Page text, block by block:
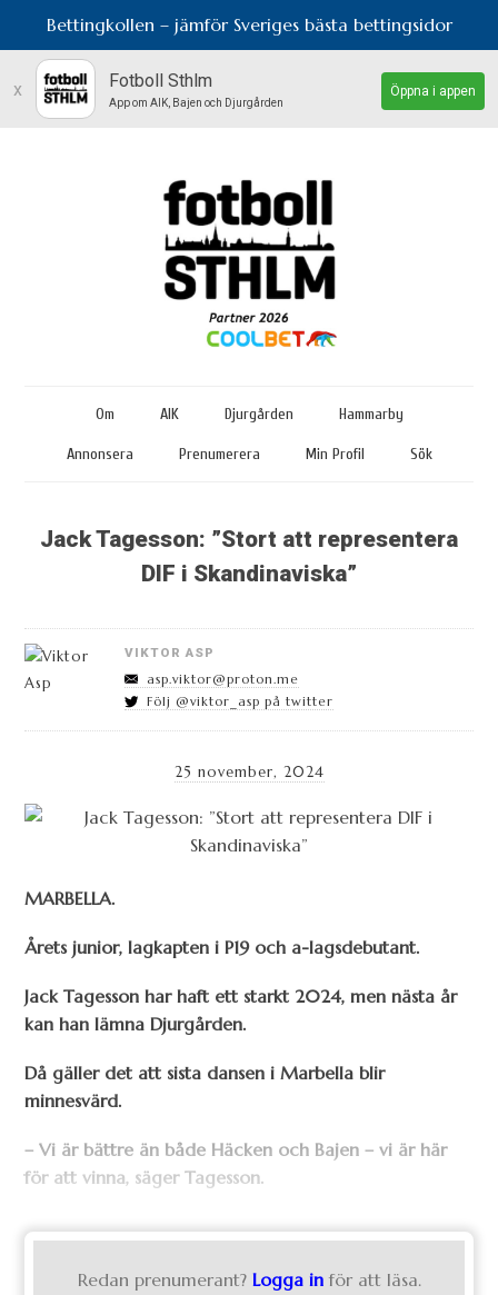
Bettingkollen – jämför Sveriges bästa bettingsidor
x Fotboll Sthlm
App om AIK, Bajen och Djurgården
Öppna i appen
Om AIK Djurgården Hammarby
Annonsera Prenumerera Min Profil Sök
Jack Tagesson: ”Stort att representera
DIF i Skandinaviska”
VIKTOR ASP
asp.viktor@proton.me
Följ @viktor_asp på twitter
25 november, 2024
MARBELLA.
Årets junior, lagkapten i P19 och a-lagsdebutant.
Jack Tagesson har haft ett starkt 2024, men nästa år
kan han lämna Djurgården.
Då gäller det att sista dansen i Marbella blir
minnesvärd.
– Vi är bättre än både Häcken och Bajen – vi är här
för att vinna, säger Tagesson.
Redan prenumerant? Logga in för att läsa.